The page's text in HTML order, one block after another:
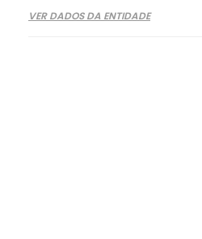
VER DADOS DA ENTIDADE